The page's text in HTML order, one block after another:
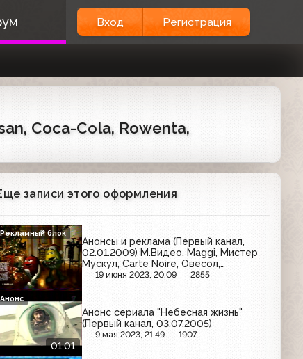
Вход Регистрация
Coca-Cola, Rowenta,
записи этого оформления
Анонсы и реклама (Первый канал,
02.01.2009) М.Видео, Maggi, Мистер
Мускул, Carte Noire, Овесол,
Техносила, M&M's, Ласка, Lay's,
19 июня 2023, 20:09 2855
Рекламный блок
01:01
Анонс сериала "Небесная жизнь"
(Первый канал, 03.07.2005)
9 мая 2023, 21:49 1907
Анонс